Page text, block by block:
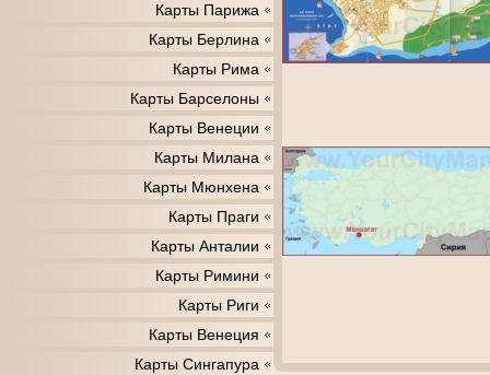
Карты Парижа
Карты Берлина
Карты Рима
Карты Барселоны
Карты Венеции
Карты Милана
Карты Мюнхена
Карты Праги
Карты Анталии
Карты Римини
Карты Риги
Карты Венеция
Карты Сингапура